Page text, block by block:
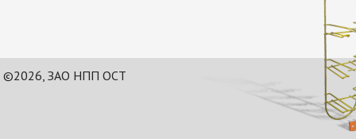
©2026, ЗАО НПП ОСТ